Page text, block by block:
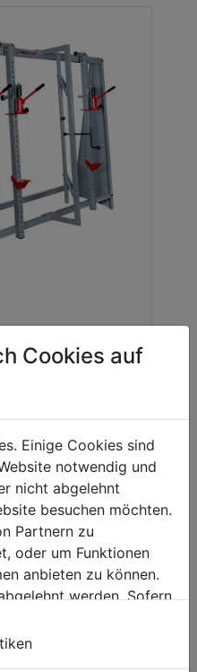
Cookies auf
Einige Cookies sind
notwendig und
nicht abgelehnt
besuchen möchten.
Partnern zu
oder um Funktionen
anbieten zu können.
werden. Sofern